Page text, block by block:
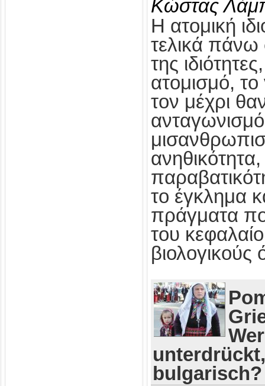
Κώστας
Η ατομική
τελικά πάνω
της
ατομισμό,
τον μέχρι
ανηθικότητα,
το έγκλημα
πράγματα
του
βιολογικούς
bulgarisch?